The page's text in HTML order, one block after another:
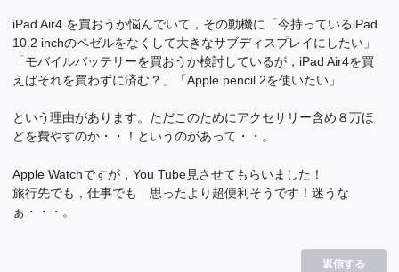
iPad Air4 を買おうか悩んでいて，その動機に「今持っているiPad
10.2 inchのペゼルをなくして大きなサブディスプレイにしたい」
「モバイルバッテリーを買おうか検討しているが，iPad Air4を買
えばそれを買わずに済む？」「Apple pencil 2を使いたい」
という理由があります。ただこのためにアクセサリー含め８万ほ
どを費やすのか・・！というのがあって・・。
Apple Watchですが，You Tube見させてもらいました！
旅行先でも，仕事でも 思ったより超便利そうです！迷うな
ぁ・・・。
返信する